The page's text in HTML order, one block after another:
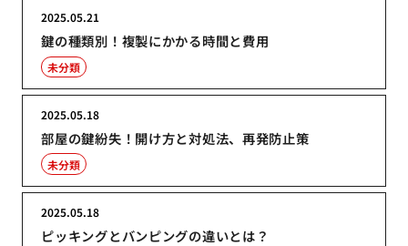
鍵の種類別！複製にかかる時間と費用
2025.05.21
未分類
部屋の鍵紛失！開け方と対処法、再発防止策
2025.05.18
未分類
ピッキングとバンピングの違いとは？
2025.05.18